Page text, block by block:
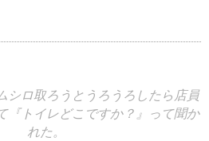
シロ取ろうとうろうろしたら店員
『トイレどこですか？』って聞か
れた。